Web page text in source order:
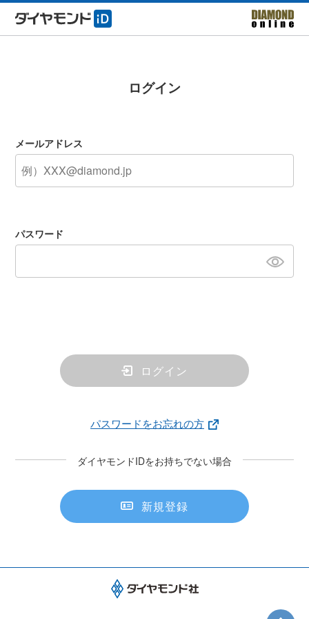
ログイン
メールアドレス
パスワード
ログイン
パスワードをお忘れの方
ダイヤモンドIDをお持ちでない場合
新規登録